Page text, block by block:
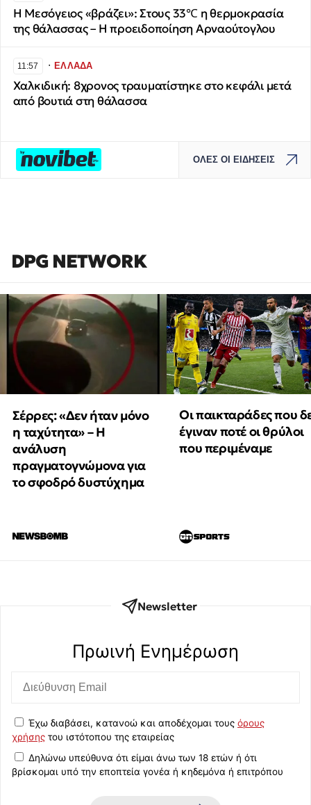
Η Μεσόγειος «βράζει»: Στους 33℃ η θερμοκρασία
της θάλασσας – Η προειδοποίηση Αρναούτογλου
11:57 ∙ΕΛΛΑΔΑ
Χαλκιδική: 8χρονος τραυματίστηκε στο κεφάλι μετά
από βουτιά στη θάλασσα
ΟΛΕΣ ΟΙ ΕΙΔΗΣΕΙΣ
DPG NETWORK
Σέρρες: «Δεν ήταν μόνο
η ταχύτητα» – Η
ανάλυση
πραγματογνώμονα για
το σφοδρό δυστύχημα
Οι παικταράδες που
έγιναν ποτέ οι θρύλοι
που περιμέναμε
Newsletter
Πρωινή Eνημέρωση
Έχω διαβάσει, κατανοώ και αποδέχομαι τους όρους
χρήσης του ιστότοπου της εταιρείας
Δηλώνω υπεύθυνα ότι είμαι άνω των 18 ετών ή ότι
βρίσκομαι υπό την εποπτεία γονέα ή κηδεμόνα ή επιτρόπου